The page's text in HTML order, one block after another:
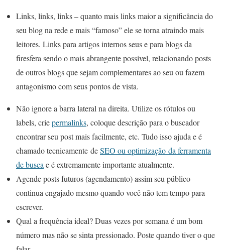
Links, links, links – quanto mais links maior a significância do
seu blog na rede e mais “famoso” ele se torna atraindo mais
leitores. Links para artigos internos seus e para blogs da
firesfera sendo o mais abrangente possível, relacionando posts
de outros blogs que sejam complementares ao seu ou fazem
antagonismo com seus pontos de vista.
Não ignore a barra lateral na direita. Utilize os rótulos ou
labels, criepermalinks, coloque descrição para o buscador
encontrar seu post mais facilmente, etc. Tudo isso ajuda e é
chamadotecnicamente deSEO ou optimização da ferramenta
de busca e é extremamente importante atualmente.
Agende posts futuros (agendamento) assim seu público
continua engajado mesmo quando você não tem tempo para
escrever.
Qual a frequência ideal? Duas vezes por semana é um bom
número mas não se sinta pressionado. Poste quando tiver o que